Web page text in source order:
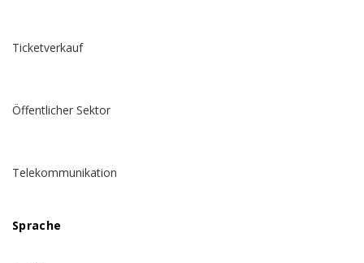
Ticketverkauf
Öffentlicher Sektor
Telekommunikation
Sprache